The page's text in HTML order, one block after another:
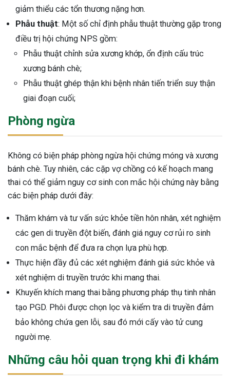
giảm thiểu các tổn thương nặng hơn.
Phẫu thuật: Một số chỉ định phẫu thuật thường gặp trong
điều trị hội chứng NPS gồm:
Phẫu thuật chỉnh sửa xương khớp, ổn định cấu trúc
xương bánh chè;
Phẫu thuật ghép thận khi bệnh nhân tiến triển suy thận
giai đoạn cuối;
Phòng ngừa
Không có biện pháp phòng ngừa hội chứng móng và xương
bánh chè. Tuy nhiên, các cặp vợ chồng có kế hoạch mang
thai có thể giảm nguy cơ sinh con mắc hội chứng này bằng
các biện pháp dưới đây:
Thăm khám và tư vấn sức khỏe tiền hôn nhân, xét nghiệm
các gen di truyền đột biến, đánh giá nguy cơ rủi ro sinh
con mắc bệnh để đưa ra chọn lựa phù hợp.
Thực hiện đầy đủ các xét nghiệm đánh giá sức khỏe và
xét nghiệm di truyền trước khi mang thai.
Khuyến khích mang thai bằng phương pháp thụ tinh nhân
tạo PGD. Phôi được chọn lọc và kiểm tra di truyền đảm
bảo không chứa gen lỗi, sau đó mới cấy vào tử cung
người mẹ.
Những câu hỏi quan trọng khi đi khám